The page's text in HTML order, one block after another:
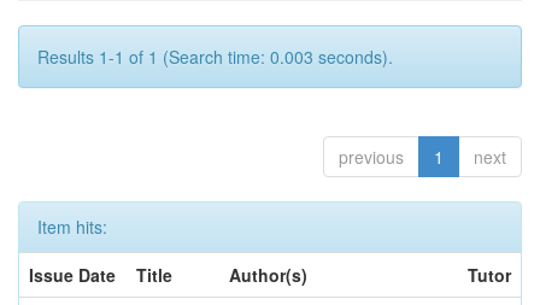
Results 1-1 of 1 (Search time: 0.003 seconds).
previous 1 next
Item hits:
Issue Date
Title Author(s)
Tutor